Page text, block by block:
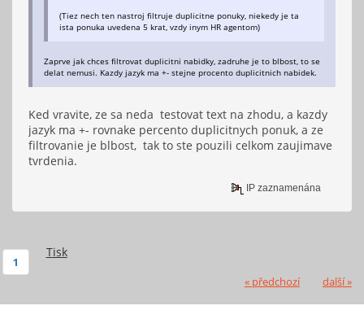
(Tiez nech ten nastroj filtruje duplicitne ponuky, niekedy je ta
ista ponuka uvedena 5 krat, vzdy inym HR agentom)
Zaprve jak chces filtrovat duplicitni nabidky, zadruhe je to blbost, to se
delat nemusi. Kazdy jazyk ma +- stejne procento duplicitnich nabidek.
Ked vravite, ze sa neda testovat text na zhodu, a kazdy
jazyk ma +- rovnake percento duplicitnych ponuk, a ze
filtrovanie je blbost, tak to ste pouzili celkom zaujimave
tvrdenia.
IP zaznamenána
Tisk
1
« předchozí další »